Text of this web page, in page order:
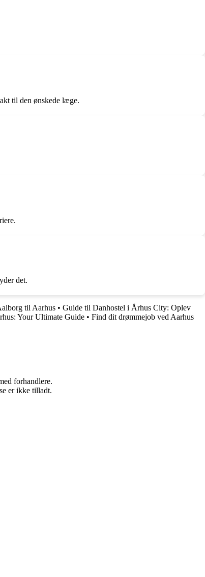
til den ønskede læge.
det.
til Aarhus • Guide til Danhostel i Århus City: Oplev
Your Ultimate Guide • Find dit drømmejob ved Aarhus
forhandlere.
er ikke tilladt.